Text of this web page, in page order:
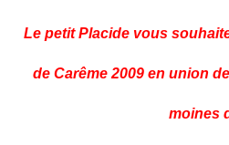
Le petit Placide vous
de Carême 2009 en union
moines